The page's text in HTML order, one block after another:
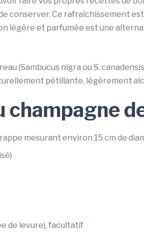
conserver. Ce rafraîchissement
légère et parfumée est une
(Sambucus nigra ou S.
pétillante, légèrement
champagne
mesurant environ 15 cm de
de levure), facultatif